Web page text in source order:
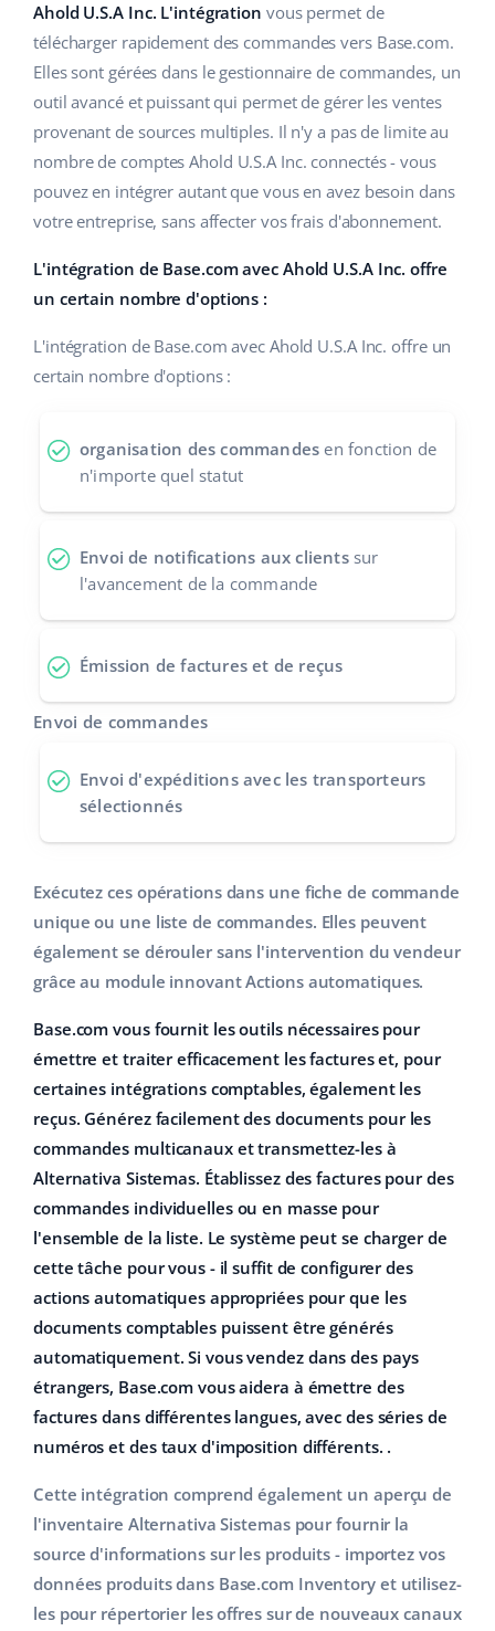
Gestion logistique
Automatisation des flux
Base Connect
L'IA au service du e-commerce
Maison et jardin
Produits pour enfants
Pièces automobiles
Supermarché
Santé et beauté
Aide
Académie
Services
Audit des comptes
Calculateur de gains
english (US)
english (GB)
english (IN)
čeština
deutsch
Ελληνικά
español (MX)
Italiano
português (BR)
Ahold U.S.A Inc. L'intégration vous permet de
télécharger rapidement des commandes vers Base.com.
Elles sont gérées dans le gestionnaire de commandes, un
outil avancé et puissant qui permet de gérer les ventes
provenant de sources multiples. Il n'y a pas de limite au
nombre de comptes Ahold U.S.A Inc. connectés - vous
pouvez en intégrer autant que vous en avez besoin dans
votre entreprise, sans affecter vos frais d'abonnement.
L'intégration de Base.com avec Ahold U.S.A Inc. offre
un certain nombre d'options :
L'intégration de Base.com avec Ahold U.S.A Inc. offre un
certain nombre d'options :
organisation des commandes en fonction de
n'importe quel statut
Envoi de notifications aux clientssur
l'avancement de la commande
Émission de factures et de reçus
Envoi de commandes
Envoi d'expéditionsavec les transporteurs
sélectionnés
Exécutez ces opérations dans une fiche de commande
unique ou une liste de commandes. Elles peuvent
également se dérouler sans l'intervention du vendeur
grâce au module innovant Actions automatiques.
Base.com vous fournit les outils nécessaires pour
émettre et traiter efficacement les factures et, pour
certaines intégrations comptables, également les
reçus. Générez facilement des documents pour les
commandes multicanaux et transmettez-les à
Alternativa Sistemas. Établissez des factures pour des
commandes individuelles ou en masse pour
l'ensemble de la liste. Le système peut se charger de
cette tâche pour vous - il suffit de configurer des
actions automatiques appropriées pour que les
documents comptables puissent être générés
automatiquement. Si vous vendez dans des pays
étrangers, Base.com vous aidera à émettre des
factures dans différentes langues, avec des séries de
numéros et des taux d'imposition différents. .
Cette intégration comprend également un aperçu de
l'inventaire Alternativa Sistemas pour fournir la
source d'informations sur les produits - importez vos
données produits dans Base.com Inventory et utilisez-
les pour répertorier les offres sur de nouveaux canaux